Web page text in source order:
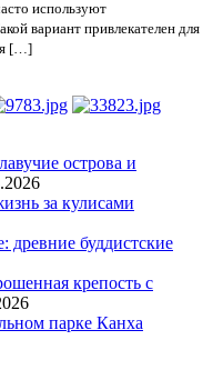
используют
вариант привлекателен для
[…]
острова и
за кулисами
буддистские
крепость с
парке Канха